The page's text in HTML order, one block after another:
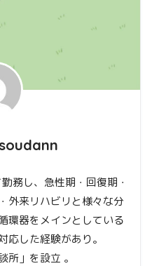
務し、急性期・回復期・
外来リハビリと様々な分
環器をメインとしている
応した経験があり。
所」を設立 。